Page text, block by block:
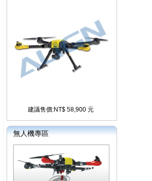
建議售價:NT$ 58,900 元
無人機專區